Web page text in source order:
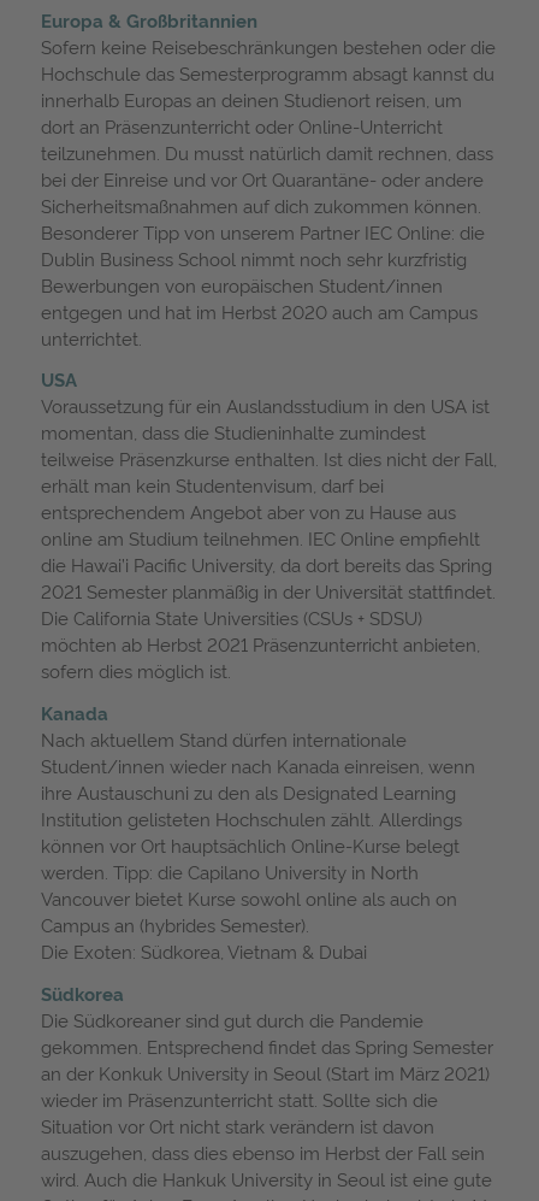
Europa & Großbritannien
Sofern keine Reisebeschränkungen bestehen oder die
Hochschule das Semesterprogramm absagt kannst du
innerhalb Europas an deinen Studienort reisen, um
dort an Präsenzunterricht oder Online-Unterricht
teilzunehmen. Du musst natürlich damit rechnen, dass
bei der Einreise und vor Ort Quarantäne- oder andere
Sicherheitsmaßnahmen auf dich zukommen können.
Besonderer Tipp von unserem Partner IEC Online: die
Dublin Business School nimmt noch sehr kurzfristig
Bewerbungen von europäischen Student/innen
entgegen und hat im Herbst 2020 auch am Campus
unterrichtet.
USA
Voraussetzung für ein Auslandsstudium in den USA ist
momentan, dass die Studieninhalte zumindest
teilweise Präsenzkurse enthalten. Ist dies nicht der Fall,
erhält man kein Studentenvisum, darf bei
entsprechendem Angebot aber von zu Hause aus
online am Studium teilnehmen. IEC Online empfiehlt
die Hawai’i Pacific University, da dort bereits das Spring
2021 Semester planmäßig in der Universität stattfindet.
Die California State Universities (CSUs + SDSU)
möchten ab Herbst 2021 Präsenzunterricht anbieten,
sofern dies möglich ist.
Kanada
Nach aktuellem Stand dürfen internationale
Student/innen wieder nach Kanada einreisen, wenn
ihre Austauschuni zu den als Designated Learning
Institution gelisteten Hochschulen zählt. Allerdings
können vor Ort hauptsächlich Online-Kurse belegt
werden. Tipp: die Capilano University in North
Vancouver bietet Kurse sowohl online als auch on
Campus an (hybrides Semester).
Die Exoten: Südkorea, Vietnam & Dubai
Südkorea
Die Südkoreaner sind gut durch die Pandemie
gekommen. Entsprechend findet das Spring Semester
an der Konkuk University in Seoul (Start im März 2021)
wieder im Präsenzunterricht statt. Sollte sich die
Situation vor Ort nicht stark verändern ist davon
auszugehen, dass dies ebenso im Herbst der Fall sein
wird. Auch die Hankuk University in Seoul ist eine gute